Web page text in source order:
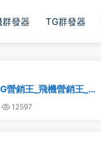
群發器 TG群發器
營銷王_飛機營銷王_破
12597